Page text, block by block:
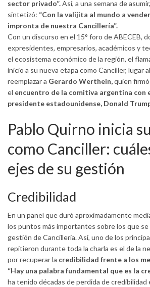
sector privado”.Así, a una semana de
sintetizó: “Con la valijita al mundo a
impronta de nuestra Cancillería”.
Con un discurso en el 15° foro de ABECEB,
expresidentes, empresarios, académicos y
el ecosistema económico de la región, el
inicio a su nueva etapa como Canciller, lugar
reemplazar a Gerardo Werthein,quien
el encuentro de la comitiva argentina con
presidente estadounidense, Donald
Pablo Quirno inicia
como Canciller:
ejes de su gestión
Credibilidad
En un panel que duró aproximadamente
los puntos más importantes sobre los que se
gestión de Cancillería. Así, uno de los
repitieron durante toda la charla es el de la
por recuperar la credibilidad frente a los
“Hay una palabra fundamental que es la
ha tenido décadas de perdida de credibilidad